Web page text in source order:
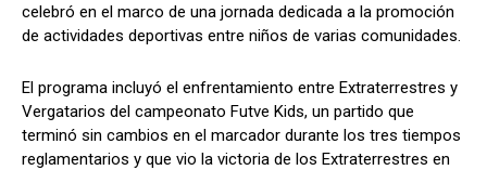
celebró en el marco de una jornada dedicada a la promoción
de actividades deportivas entre niños de varias comunidades.
El programa incluyó el enfrentamiento entre Extraterrestres y
Vergatarios del campeonato Futve Kids, un partido que
terminó sin cambios en el marcador durante los tres tiempos
reglamentarios y que vio la victoria de los Extraterrestres en